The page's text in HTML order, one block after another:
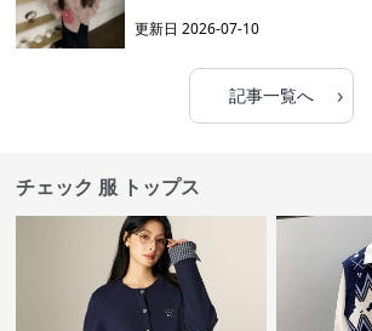
更新日2026-07-10
記事一覧へ ›
チェック 服 トップス